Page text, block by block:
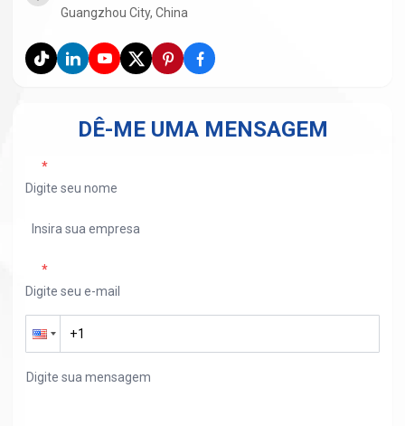
Guangzhou City, China
DÊ-ME UMA MENSAGEM
*
*